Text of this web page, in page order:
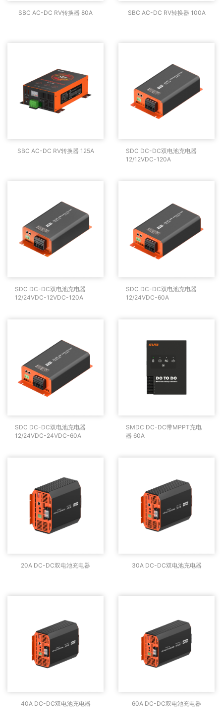
80A
SBC AC-DC RV转换器 80A
100A
SBC AC-DC RV转换器 100A
125A
SBC AC-DC RV转换器 125A
器12/12VDC-120A
SDC DC-DC双电池充电器
12/12VDC-120A
器12/24VDC-12VDC-
SDC DC-DC双电池充电器
12/24VDC-12VDC-120A
器12/24VDC-60A
SDC DC-DC双电池充电器
12/24VDC-60A
器12/24VDC-24VDC-
SDC DC-DC双电池充电器
12/24VDC-24VDC-60A
充电器 60A
SMDC DC-DC带MPPT充电
器 60A
器
20A DC-DC双电池充电器
器
30A DC-DC双电池充电器
器
40A DC-DC双电池充电器
器
60A DC-DC双电池充电器